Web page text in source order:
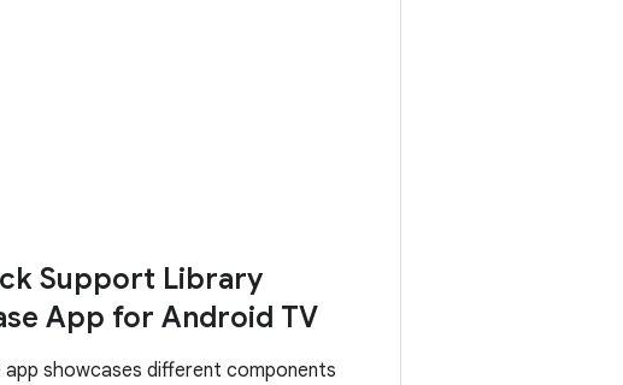
Support Library
App for Android TV
app showcases different components